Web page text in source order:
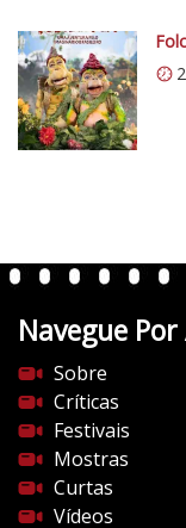
o
m
/
v
e
n
e
d
o
c
i
n
Navegue
Sobre
Críticas
Festivais
Mostras
Curtas
Vídeos